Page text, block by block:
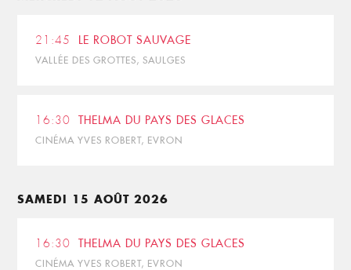
21:45 LE ROBOT SAUVAGE
VALLÉE DES GROTTES, SAULGES
16:30 THELMA DU PAYS DES GLACES
CINÉMA YVES ROBERT, EVRON
SAMEDI 15 AOÛT 2026
16:30 THELMA DU PAYS DES GLACES
CINÉMA YVES ROBERT, EVRON